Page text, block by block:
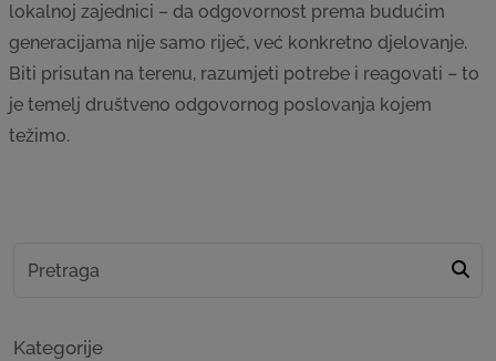
lokalnoj zajednici – da odgovornost prema budućim
generacijama nije samo riječ, već konkretno djelovanje.
Biti prisutan na terenu, razumjeti potrebe i reagovati – to
je temelj društveno odgovornog poslovanja kojem
težimo.
Kategorije